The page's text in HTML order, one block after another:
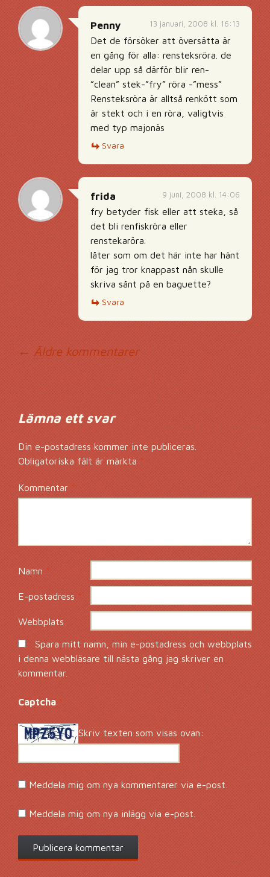
13 januari, 2008 kl. 16:13
Penny
Det de försöker att översätta är
en gång för alla: rensteksröra. de
delar upp så därför blir ren-
”clean” stek-”fry” röra -”mess”
Rensteksröra är alltså renkött som
är stekt och i en röra, valigtvis
med typ majonäs
Svara
9 juni, 2008 kl. 14:06
frida
fry betyder fisk eller att steka, så
det bli renfiskröra eller
renstekaröra.
låter som om det här inte har hänt
för jag tror knappast nån skulle
skriva sånt på en baguette?
Svara
← Äldre kommentarer
Lämna ett svar
Din e-postadress kommer inte publiceras.
Obligatoriska fält är märkta*
Kommentar*
Namn*
E-postadress*
Webbplats
Spara mitt namn, min e-postadress och webbplats
i denna webbläsare till nästa gång jag skriver en
kommentar.
Captcha*
Skriv texten som visas ovan:
Meddela mig om nya kommentarer via e-post.
Meddela mig om nya inlägg via e-post.